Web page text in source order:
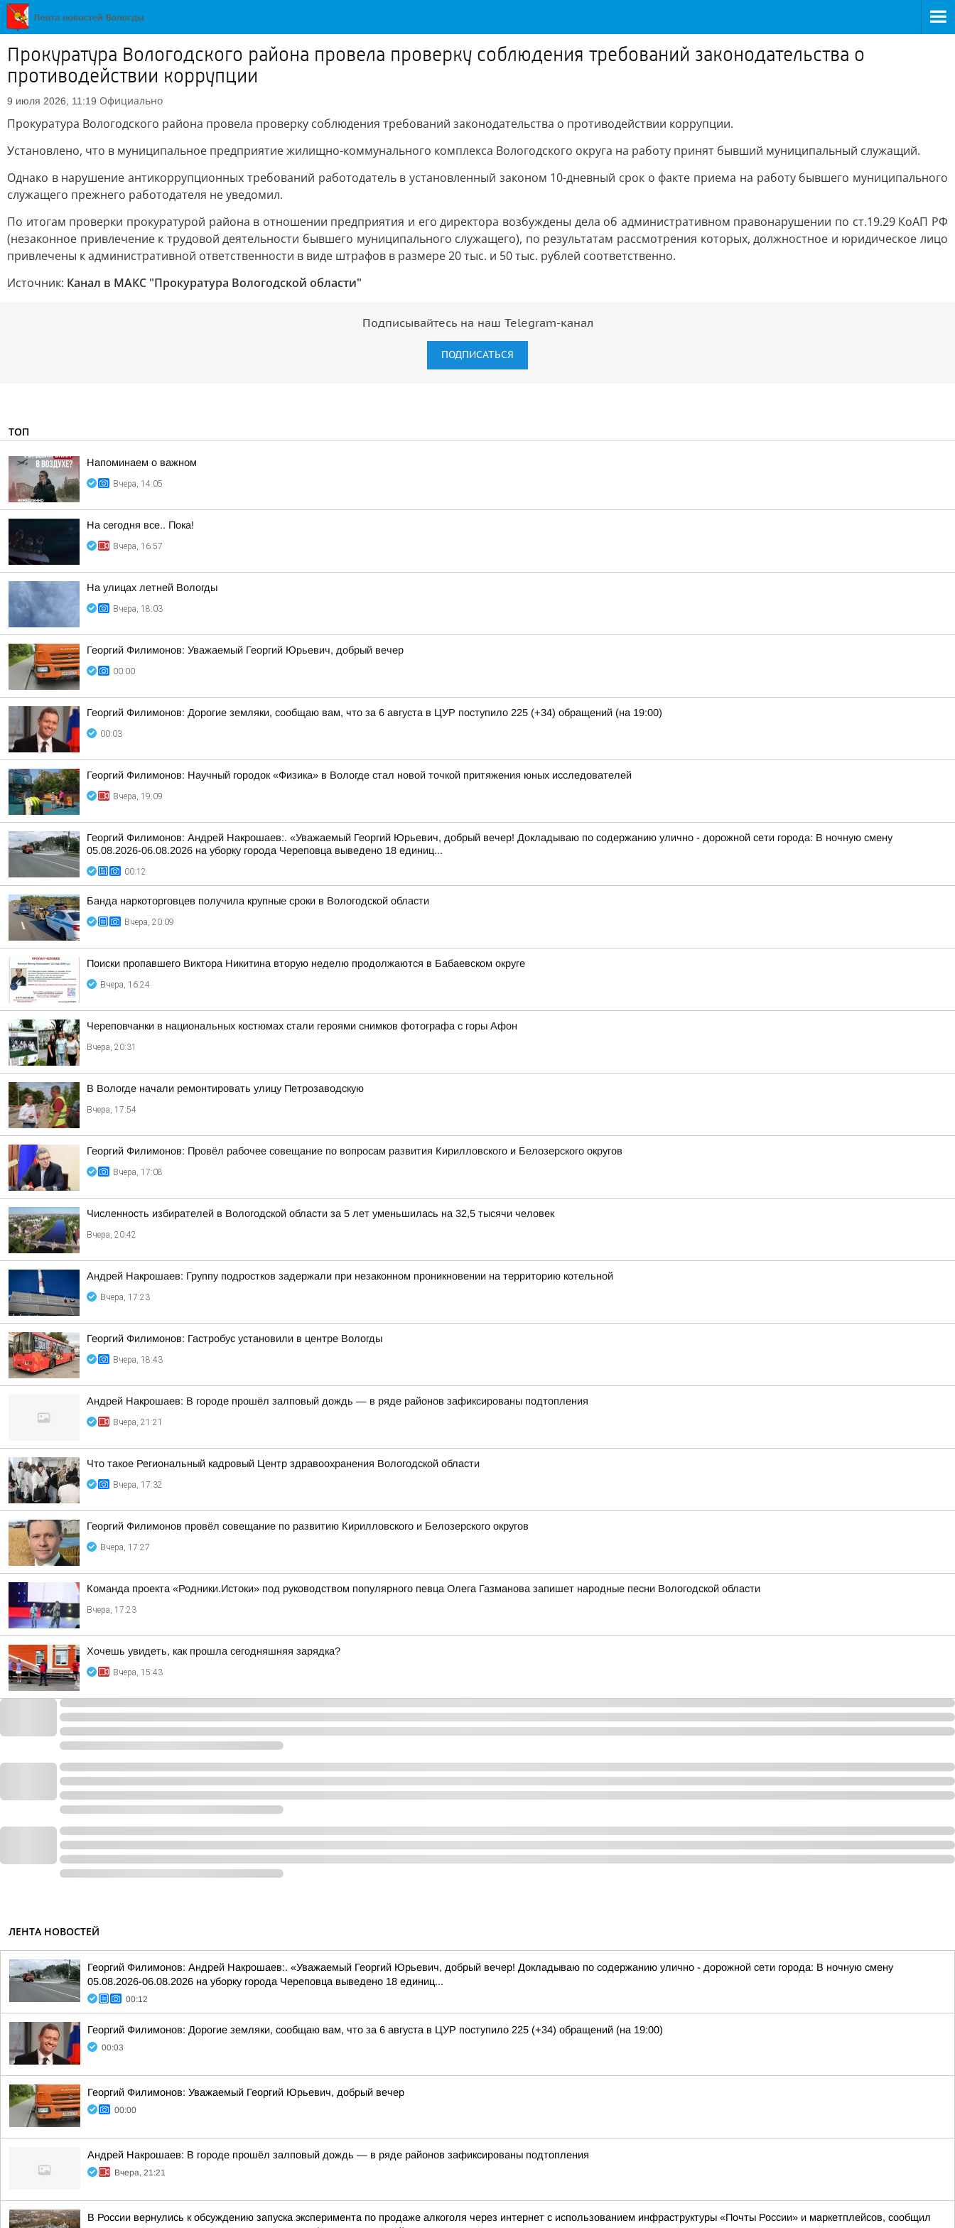
Прокуратура Вологодского района провела проверку соблюдения требований законодательства о
противодействии коррупции
9 июля 2026, 11:19 Официально
Прокуратура Вологодского района провела проверку соблюдения требований законодательства о противодействии коррупции.
Установлено, что в муниципальное предприятие жилищно-коммунального комплекса Вологодского округа на работу принят бывший муниципальный служащий.
Однако в нарушение антикоррупционных требований работодатель в установленный законом 10-дневный срок о факте приема на работу бывшего муниципального
служащего прежнего работодателя не уведомил.
По итогам проверки прокуратурой района в отношении предприятия и его директора возбуждены дела об административном правонарушении по ст.19.29 КоАП РФ
(незаконное привлечение к трудовой деятельности бывшего муниципального служащего), по результатам рассмотрения которых, должностное и юридическое лицо
привлечены к административной ответственности в виде штрафов в размере 20 тыс. и 50 тыс. рублей соответственно.
Источник: Канал в МАКС "Прокуратура Вологодской области"
Подписывайтесь на наш Telegram-канал
ПОДПИСАТЬСЯ
ТОП
Напоминаем о важном
Вчера, 14:05
На сегодня все.. Пока!
Вчера, 16:57
На улицах летней Вологды
Вчера, 18:03
Георгий Филимонов: Уважаемый Георгий Юрьевич, добрый вечер
00:00
Георгий Филимонов: Дорогие земляки, сообщаю вам, что за 6 августа в ЦУР поступило 225 (+34) обращений (на 19:00)
00:03
Георгий Филимонов: Научный городок «Физика» в Вологде стал новой точкой притяжения юных исследователей
Вчера, 19:09
Георгий Филимонов: Андрей Накрошаев:. «Уважаемый Георгий Юрьевич, добрый вечер! Докладываю по содержанию улично - дорожной сети города: В ночную смену
05.08.2026-06.08.2026 на уборку города Череповца выведено 18 единиц...
00:12
Банда наркоторговцев получила крупные сроки в Вологодской области
Вчера, 20:09
Поиски пропавшего Виктора Никитина вторую неделю продолжаются в Бабаевском округе
Вчера, 16:24
Череповчанки в национальных костюмах стали героями снимков фотографа с горы Афон
Вчера, 20:31
В Вологде начали ремонтировать улицу Петрозаводскую
Вчера, 17:54
Георгий Филимонов: Провёл рабочее совещание по вопросам развития Кирилловского и Белозерского округов
Вчера, 17:08
Численность избирателей в Вологодской области за 5 лет уменьшилась на 32,5 тысячи человек
Вчера, 20:42
Андрей Накрошаев: Группу подростков задержали при незаконном проникновении на территорию котельной
Вчера, 17:23
Георгий Филимонов: Гастробус установили в центре Вологды
Вчера, 18:43
Андрей Накрошаев: В городе прошёл залповый дождь — в ряде районов зафиксированы подтопления
Вчера, 21:21
Что такое Региональный кадровый Центр здравоохранения Вологодской области
Вчера, 17:32
Георгий Филимонов провёл совещание по развитию Кирилловского и Белозерского округов
Вчера, 17:27
Команда проекта «Родники.Истоки» под руководством популярного певца Олега Газманова запишет народные песни Вологодской области
Вчера, 17:23
Хочешь увидеть, как прошла сегодняшняя зарядка?
Вчера, 15:43
ЛЕНТА НОВОСТЕЙ
Георгий Филимонов: Андрей Накрошаев:. «Уважаемый Георгий Юрьевич, добрый вечер! Докладываю по содержанию улично - дорожной сети города: В ночную смену
05.08.2026-06.08.2026 на уборку города Череповца выведено 18 единиц...
00:12
Георгий Филимонов: Дорогие земляки, сообщаю вам, что за 6 августа в ЦУР поступило 225 (+34) обращений (на 19:00)
00:03
Георгий Филимонов: Уважаемый Георгий Юрьевич, добрый вечер
00:00
Андрей Накрошаев: В городе прошёл залповый дождь — в ряде районов зафиксированы подтопления
Вчера, 21:21
В России вернулись к обсуждению запуска эксперимента по продаже алкоголя через интернет с использованием инфраструктуры «Почты России» и маркетплейсов, сообщил